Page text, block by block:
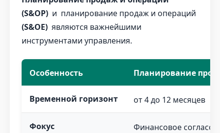
(S&OP) и планирование продаж и операций
(S&OE) являются важнейшими
инструментами управления.
Особенность Планирование
Временной горизонт от 4 до 12 месяцев
Фокус Финансовое